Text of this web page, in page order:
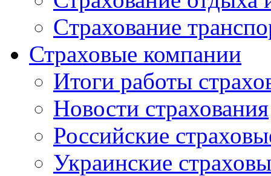
Cтрахование
Страховые компании
Итоги работы
Новости страхования
Российские
Украинские